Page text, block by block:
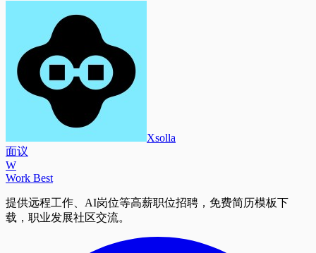
Xsolla
面议
W
Work Best
提供远程工作、AI岗位等高薪职位招聘，免费简历模板下
载，职业发展社区交流。